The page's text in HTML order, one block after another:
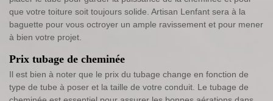
que votre toiture soit toujours solide. Artisan Lenfant sera à la
baguette pour vous octroyer un ample ravissement et pour mener
à bien votre projet.
Prix tubage de cheminée
Il est bien à noter que le prix du tubage change en fonction de
type de tube à poser et la taille de votre conduit. Le tubage de